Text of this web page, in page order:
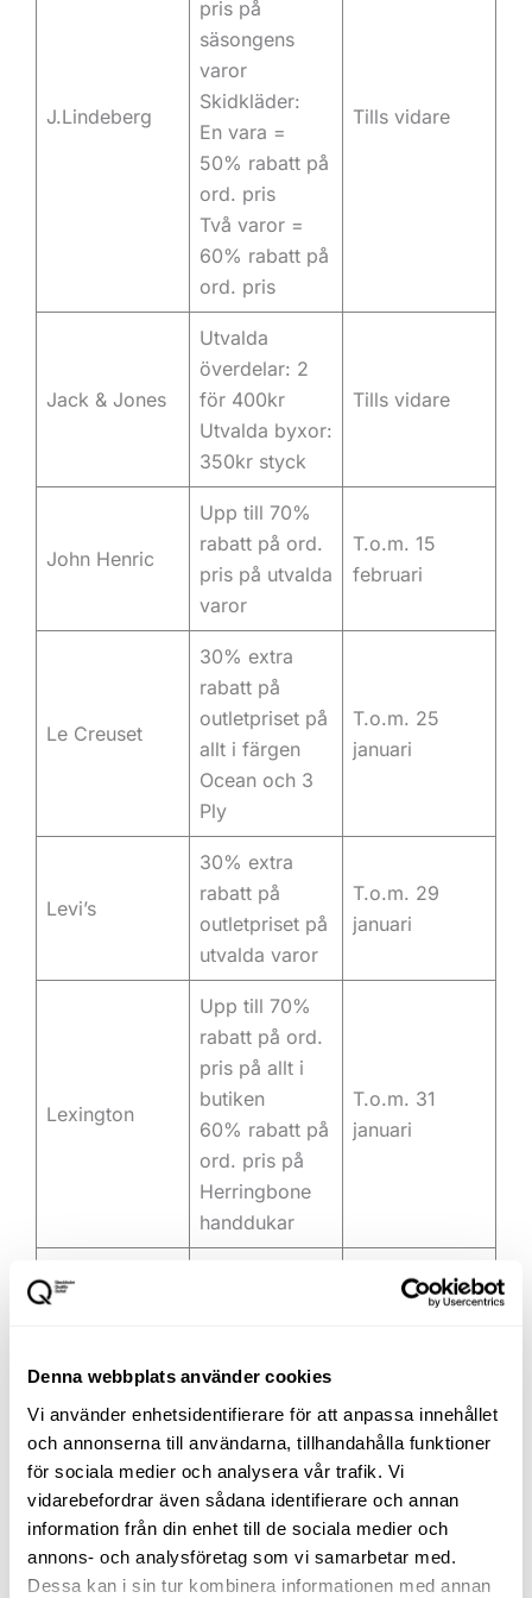
Denna webbplats använder cookies
Vi använder enhetsidentifierare för att anpassa innehållet
och annonserna till användarna, tillhandahålla funktioner
för sociala medier och analysera vår trafik. Vi
vidarebefordrar även sådana identifierare och annan
information från din enhet till de sociala medier och
annons- och analysföretag som vi samarbetar med.
Dessa kan i sin tur kombinera informationen med annan
J.Lindeberg
pris på
säsongens
varor
Skidkläder:
En vara =
50% rabatt på
ord. pris
Två varor =
60% rabatt på
ord. pris
Tills vidare
Jack & Jones
Utvalda
överdelar: 2
för 400kr
Utvalda byxor:
350kr styck
Tills vidare
John Henric
Upp till 70%
rabatt på ord.
pris på utvalda
varor
T.o.m. 15
februari
Le Creuset
30% extra
rabatt på
outletpriset på
allt i färgen
Ocean och 3
Ply
T.o.m. 25
januari
Levi’s
30% extra
rabatt på
outletpriset på
utvalda varor
T.o.m. 29
januari
Lexington
Upp till 70%
rabatt på ord.
pris på allt i
butiken
60% rabatt på
ord. pris på
Herringbone
handdukar
T.o.m. 31
januari
vid köp av
varor
Marc O´Polo
Upp till 70%
rabatt på ord.
pris på utvalda
varor
T.o.m. 26
januari